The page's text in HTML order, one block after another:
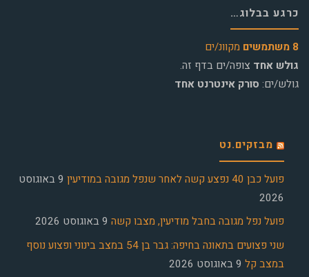
כרגע בבלוג…
8 משתמשים
מקוונ/ים
גולש אחד צופה/ים בדף זה.
גולש/ים: סורק אינטרנט אחד
מבזקים.נט
פועל כבן 40 נפצע קשה לאחר שנפל מגובה במודיעין
9 באוגוסט
2026
פועל נפל מגובה בחבל מודיעין, מצבו קשה 9 באוגוסט 2026
שני פצועים בתאונה בחיפה: גבר בן 54 במצב בינוני ופצוע נוסף
במצב קל 9 באוגוסט 2026